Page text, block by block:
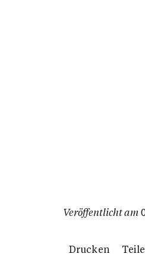
Veröffentlicht am
Drucken